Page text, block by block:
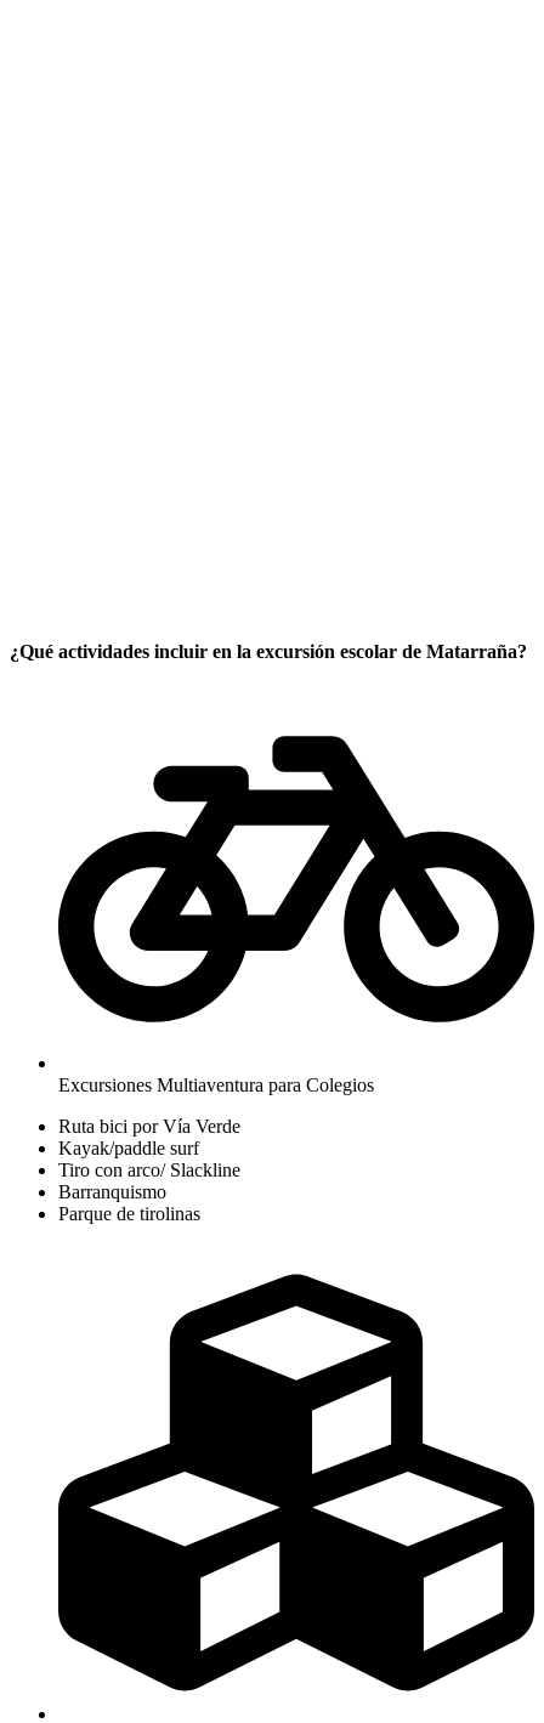
¿Qué actividades incluir en la excursión escolar de Matarraña?
Excursiones Multiaventura para Colegios
Ruta bici por Vía Verde
Kayak/paddle surf
Tiro con arco/ Slackline
Barranquismo
Parque de tirolinas